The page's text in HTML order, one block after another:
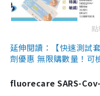
延伸閱讀：【快速測試
劑優惠 無限購數量！
fluorecare SARS-